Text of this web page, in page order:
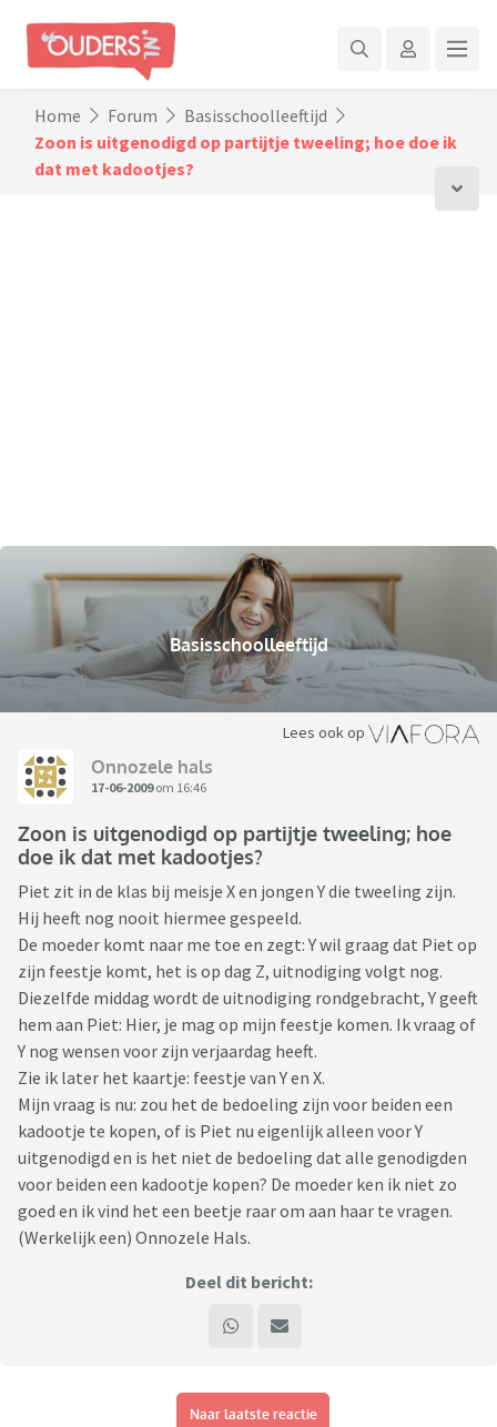
Home Forum
Basisschoolleeftijd
Zoon is uitgenodigd op partijtje tweeling; hoe doe ik
dat met kadootjes?
Basisschoolleeftijd
Lees ook op
Onnozele hals
17-06-2009om 16:46
Zoon is uitgenodigd op partijtje tweeling; hoe
doe ik dat met kadootjes?
Piet zit in de klas bij meisje X en jongen Y die tweeling zijn.
Hij heeft nog nooit hiermee gespeeld.
De moeder komt naar me toe en zegt: Y wil graag dat Piet op
zijn feestje komt, het is op dag Z, uitnodiging volgt nog.
Diezelfde middag wordt de uitnodiging rondgebracht, Y geeft
hem aan Piet: Hier, je mag op mijn feestje komen. Ik vraag of
Y nog wensen voor zijn verjaardag heeft.
Zie ik later het kaartje: feestje van Y en X.
Mijn vraag is nu: zou het de bedoeling zijn voor beiden een
kadootje te kopen, of is Piet nu eigenlijk alleen voor Y
uitgenodigd en is het niet de bedoeling dat alle genodigden
voor beiden een kadootje kopen? De moeder ken ik niet zo
goed en ik vind het een beetje raar om aan haar te vragen.
(Werkelijk een) Onnozele Hals.
Deel dit bericht:
Naar laatste reactie